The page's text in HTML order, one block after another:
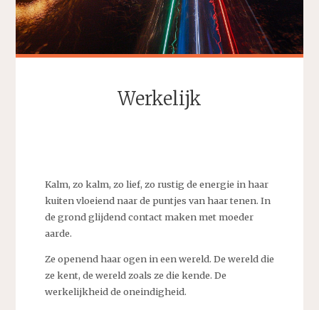
Werkelijk
Kalm, zo kalm, zo lief, zo rustig de energie in haar
kuiten vloeiend naar de puntjes van haar tenen. In
de grond glijdend contact maken met moeder
aarde.
Ze openend haar ogen in een wereld. De wereld die
ze kent, de wereld zoals ze die kende. De
werkelijkheid de oneindigheid.